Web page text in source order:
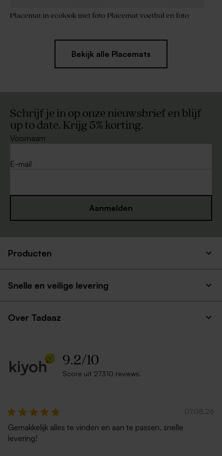
Placemat in ecolook met foto Placemat voetbal en foto
Bekijk alle Placemats
Schrijf je in op onze nieuwsbrief en blijf
up to date. Krijg 5% korting.
Voornaam
E-mail
Aanmelden
Producten
Snelle en veilige levering
Over Tadaaz
9.2/10
Score uit 27310 reviews.
07.08.26
Gemakkelijk alles te vinden en aan te passen, snelle
levering!